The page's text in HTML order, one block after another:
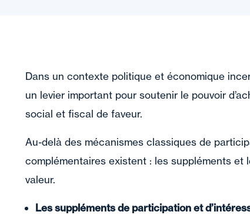
Dans un contexte politique et économique
un levier important pour soutenir le pouvoir
social et fiscal de faveur.
Au-delà des mécanismes classiques de
complémentaires existent : les suppléments et
valeur.
Les suppléments de participation et